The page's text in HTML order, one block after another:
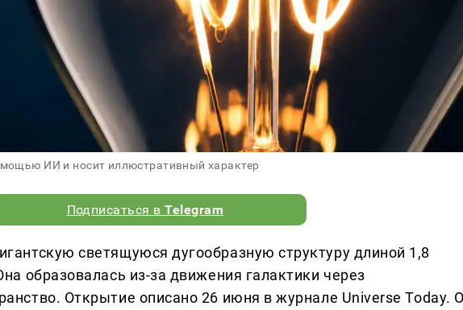
ИИ и носит иллюстративный характер
Подписаться вTelegram
светящуюся дугообразную структуру длиной 1,8
образовалась из-за движения галактики через
Открытие описано 26 июня в журнале Universe Today.